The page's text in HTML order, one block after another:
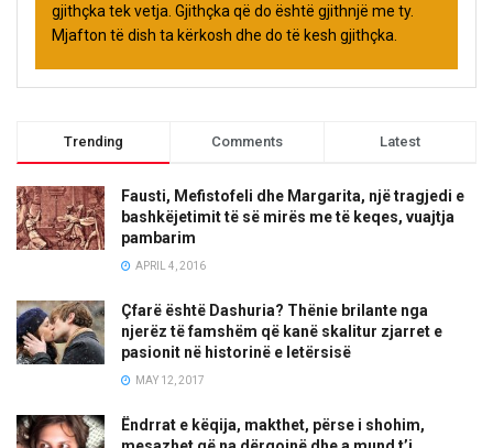
gjithçka tek vetja. Gjithçka që do është gjithnjë me ty.
Mjafton të dish ta kërkosh dhe do të kesh gjithçka.
Trending Comments Latest
Fausti, Mefistofeli dhe Margarita, një tragjedi e
bashkëjetimit të së mirës me të keqes, vuajtja
pambarim
APRIL 4, 2016
Çfarë është Dashuria? Thënie brilante nga
njerëz të famshëm që kanë skalitur zjarret e
pasionit në historinë e letërsisë
MAY 12, 2017
Ëndrrat e këqija, makthet, përse i shohim,